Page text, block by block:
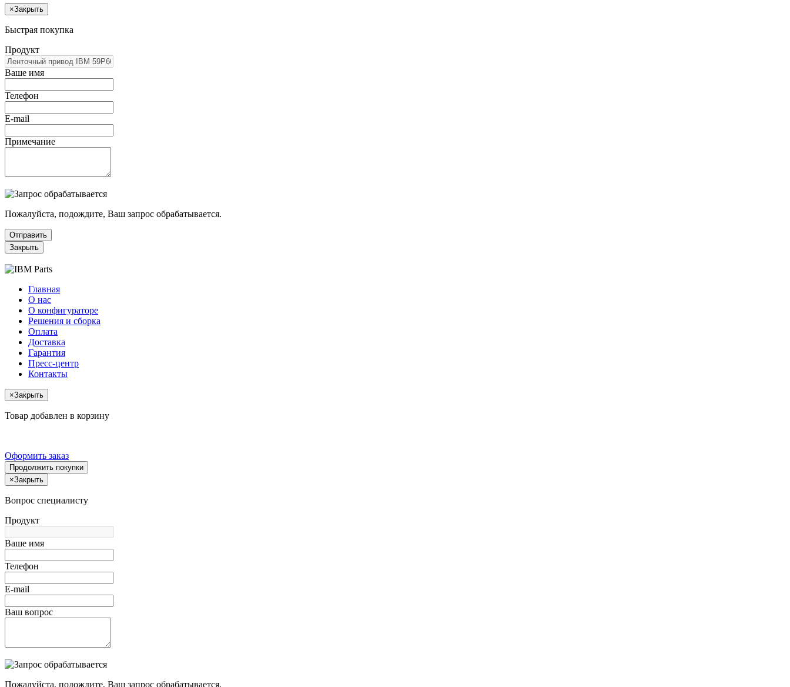
×Закрыть
Быстрая покупка
Продукт
Ваше имя
Телефон
E-mail
Примечание
Пожалуйста, подождите, Ваш запрос обрабатывается.
Отправить
Закрыть
Главная
О нас
О конфигураторе
Решения и сборка
Оплата
Доставка
Гарантия
Пресс-центр
Контакты
×Закрыть
Товар добавлен в корзину
Оформить заказ
Продолжить покупки
×Закрыть
Вопрос специалисту
Продукт
Ваше имя
Телефон
E-mail
Ваш вопрос
Пожалуйста, подождите, Ваш запрос обрабатывается.